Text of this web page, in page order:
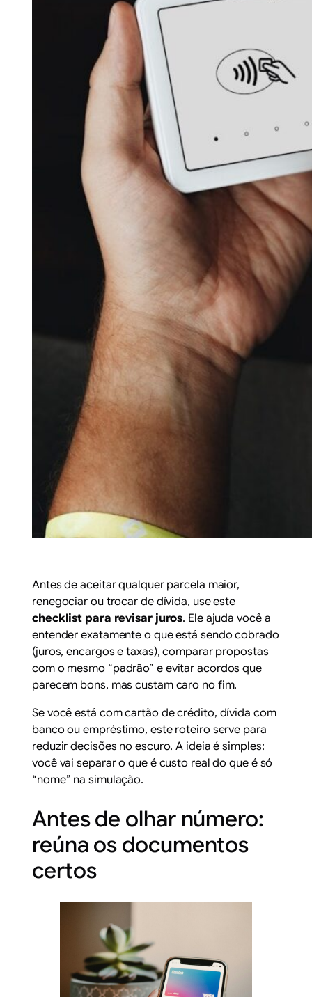
Antes de aceitar qualquer parcela maior,
renegociar ou trocar de dívida, use este
checklist para revisar juros. Ele ajuda você a
entender exatamente o que está sendo cobrado
(juros, encargos e taxas), comparar propostas
com o mesmo “padrão” e evitar acordos que
parecem bons, mas custam caro no fim.
Se você está comcartão de crédito, dívida com
bancoouempréstimo, este roteiro serve para
reduzir decisões no escuro. A ideia é simples:
você vai separar o que é custo real do que é só
“nome” na simulação.
Antes de olhar número:
reúna os documentos
certos